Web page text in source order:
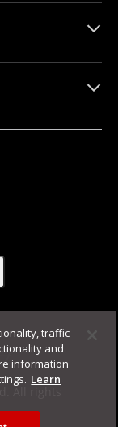
All rights
traffic
and
information
Learn